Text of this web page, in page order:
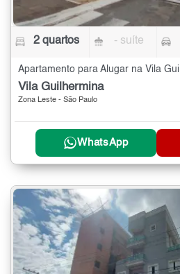
2 quartos - suíte
Vila Guilhermina
Zona Leste - São Paulo
WhatsApp